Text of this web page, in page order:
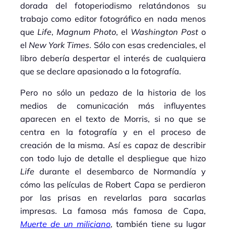
dorada del fotoperiodismo relatándonos su
trabajo como editor fotográfico en nada menos
que Life, Magnum Photo, el Washington Post o
elNew York Times. Sólo con esas credenciales, el
libro debería despertar el interés de cualquiera
que se declare apasionado a la fotografía.
Pero no sólo un pedazo de la historia de los
medios de comunicación más influyentes
aparecen en el texto de Morris, si no que se
centra en la fotografía y en el proceso de
creación de la misma. Así es capaz de describir
con todo lujo de detalle el despliegue que hizo
Life durante el desembarco de Normandía y
cómo las películas de Robert Capa se perdieron
por las prisas en revelarlas para sacarlas
impresas. La famosa más famosa de Capa,
Muerte de un miliciano, también tiene su lugar